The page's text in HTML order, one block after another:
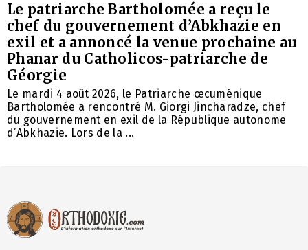
Le patriarche Bartholomée a reçu le
chef du gouvernement d’Abkhazie en
exil et a annoncé la venue prochaine au
Phanar du Catholicos-patriarche de
Géorgie
Le mardi 4 août 2026, le Patriarche œcuménique
Bartholomée a rencontré M. Giorgi Jincharadze, chef
du gouvernement en exil de la République autonome
d’Abkhazie. Lors de la ...